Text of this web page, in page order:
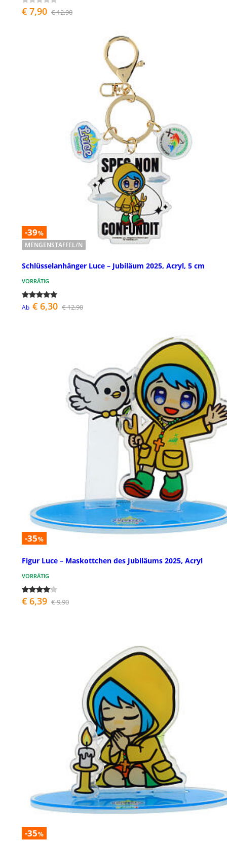
€ 7,90 € 12,90
-39%
MENGENSTAFFEL/N
Schlüsselanhänger Luce – Jubiläum 2025, Acryl, 5 cm
VORRÄTIG
Ab € 6,30 € 12,90
-35%
Figur Luce – Maskottchen des Jubiläums 2025, Acryl
VORRÄTIG
€ 6,39 € 9,90
-35%